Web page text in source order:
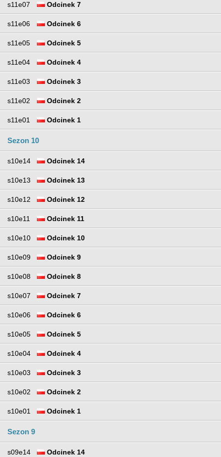
s11e07 Odcinek 7
s11e06 Odcinek 6
s11e05 Odcinek 5
s11e04 Odcinek 4
s11e03 Odcinek 3
s11e02 Odcinek 2
s11e01 Odcinek 1
Sezon 10
s10e14 Odcinek 14
s10e13 Odcinek 13
s10e12 Odcinek 12
s10e11 Odcinek 11
s10e10 Odcinek 10
s10e09 Odcinek 9
s10e08 Odcinek 8
s10e07 Odcinek 7
s10e06 Odcinek 6
s10e05 Odcinek 5
s10e04 Odcinek 4
s10e03 Odcinek 3
s10e02 Odcinek 2
s10e01 Odcinek 1
Sezon 9
s09e14 Odcinek 14